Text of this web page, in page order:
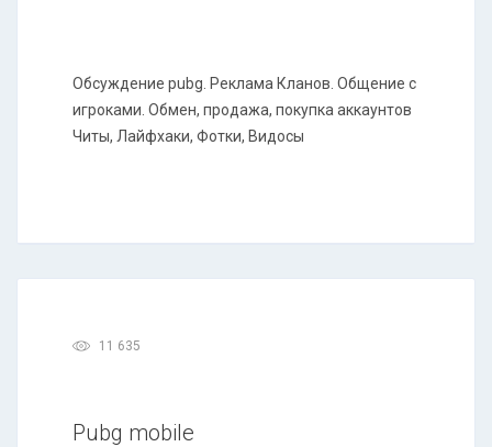
Обсуждение pubg. Реклама Кланов. Общение с
игроками. Обмен, продажа, покупка аккаунтов
Читы, Лайфхаки, Фотки, Видосы
11 635
Pubg mobile